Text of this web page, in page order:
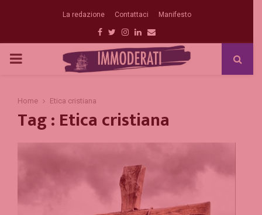
La redazione Contattaci Manifesto
Facebook
Twitter
Instagram
Linkedin
Email
PRIMARY
Home Etica cristiana
Tag : Etica cristiana